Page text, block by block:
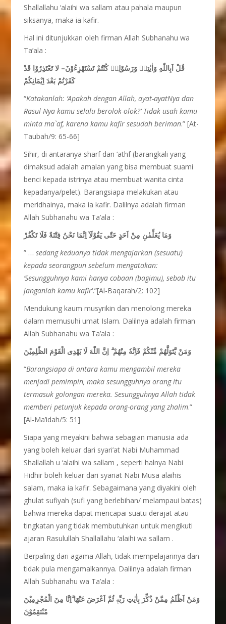
Shallallahu ‘alaihi wa sallam atau pahala maupun
siksanya, maka ia kafir.
Hal ini ditunjukkan oleh firman Allah Subhanahu wa
Ta’ala :
قُلْ اَبِاللّٰهِ وَاٰيٰتِهٖ وَرَسُوْلِهٖ كُنْتُمْ تَسْتَهْزِءُوْنَ– لا تَعْتَذِرُوْا قَدْ
كَفَرْتُمْ بَعْدَ اِيْمَانِكُمْ
“Katakanlah: ‘Apakah dengan Allah, ayat-ayatNya dan
Rasul-Nya kamu selalu berolok-olok?’ Tidak usah kamu
minta ma`af, karena kamu kafir sesudah beriman.” [At-
Taubah/9: 65-66]
Sihir, di antaranya sharf dan ‘athf (barangkali yang
dimaksud adalah amalan yang bisa membuat suami
benci kepada istrinya atau membuat wanita cinta
kepadanya/pelet). Barangsiapa melakukan atau
meridhainya, maka ia kafir. Dalilnya adalah firman
Allah Subhanahu wa Ta’ala :
وَمَا يُعَلِّمٰنِ مِنْ اَحَدٍ حَتّٰى يَقُوْلَآ اِنَّمَا نَحْنُ فِتْنَةٌ فَلَا تَكْفُرْ
” …sedang keduanya tidak mengajarkan (sesuatu)
kepada seorangpun sebelum mengatakan:
‘Sesungguhnya kami hanya cobaan (bagimu), sebab itu
janganlah kamu kafir‘.”[Al-Baqarah/2: 102]
Mendukung kaum musyrikin dan menolong mereka
dalam memusuhi umat Islam. Dalilnya adalah firman
Allah Subhanahu wa Ta’ala :
وَمَنْ يَّتَوَلَّهُمْ مِّنْكُمْ فَاِنَّهٗ مِنْهُمْ ۗ اِنَّ اللّٰهَ لَا يَهْدِى الْقَوْمَ الظّٰلِمِيْنَ
“Barangsiapa di antara kamu mengambil mereka
menjadi pemimpin, maka sesungguhnya orang itu
termasuk golongan mereka. Sesungguhnya Allah tidak
memberi petunjuk kepada orang-orang yang zhalim.”
[Al-Ma’idah/5: 51]
Siapa yang meyakini bahwa sebagian manusia ada
yang boleh keluar dari syari’at Nabi Muhammad
Shallallah u ‘alaihi wa sallam , seperti halnya Nabi
Hidhir boleh keluar dari syariat Nabi Musa alaihis
salam, maka ia kafir. Sebagaimana yang diyakini oleh
ghulat sufiyah (sufi yang berlebihan/ melampaui batas)
bahwa mereka dapat mencapai suatu derajat atau
tingkatan yang tidak membutuhkan untuk mengikuti
ajaran Rasulullah Shallallahu ‘alaihi wa sallam .
Berpaling dari agama Allah, tidak mempelajarinya dan
tidak pula mengamalkannya. Dalilnya adalah firman
Allah Subhanahu wa Ta’ala :
وَمَنْ اَظْلَمُ مِمَّنْ ذُكِّرَ بِاٰيٰتِ رَبِّهٖ ثُمَّ اَعْرَضَ عَنْهَا ۗاِنَّا مِنَ الْمُجْرِمِيْنَ
مُنْتَقِمُوْنَ